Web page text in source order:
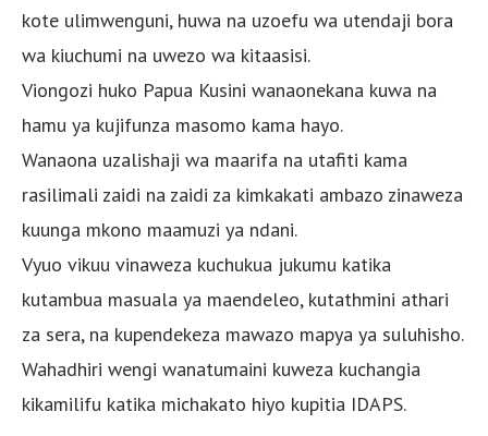
kote ulimwenguni, huwa na uzoefu wa utendaji bora
wa kiuchumi na uwezo wa kitaasisi.
Viongozi huko Papua Kusini wanaonekana kuwa na
hamu ya kujifunza masomo kama hayo.
Wanaona uzalishaji wa maarifa na utafiti kama
rasilimali zaidi na zaidi za kimkakati ambazo zinaweza
kuunga mkono maamuzi ya ndani.
Vyuo vikuu vinaweza kuchukua jukumu katika
kutambua masuala ya maendeleo, kutathmini athari
za sera, na kupendekeza mawazo mapya ya suluhisho.
Wahadhiri wengi wanatumaini kuweza kuchangia
kikamilifu katika michakato hiyo kupitia IDAPS.